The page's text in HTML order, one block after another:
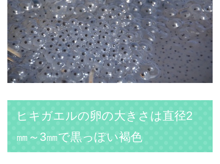
ヒキガエルの卵の大きさは直径2
㎜～3㎜で黒っぽい褐色